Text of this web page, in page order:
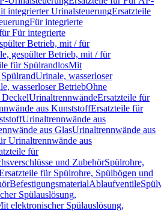
integrierter UrinalsteuerungErsatzteile
Für integrierte
Für integrierte
Betrieb, mit / für
gespülter Betrieb, mit / für
für SpülrandlosMit
Urinale, wasserloser
wasserloser BetriebOhne
UrinaltrennwändeErsatzteile für
aus KunststoffErsatzteile für
Urinaltrennwände aus
aus GlasUrinaltrennwände aus
Urinaltrennwände aus
für
und ZubehörSpülrohre,
für Spülrohre, Spülbögen und
BefestigungsmaterialAblaufventile
Spülauslösung,
elektronischer Spülauslösung,